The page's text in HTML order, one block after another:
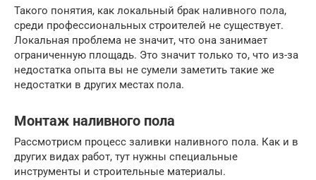
Такого понятия, как локальный брак наливного пола,
среди профессиональных строителей не существует.
Локальная проблема не значит, что она занимает
ограниченную площадь. Это значит только то, что из-за
недостатка опыта вы не сумели заметить такие же
недостатки в других местах пола.
Монтаж наливного пола
Рассмотрисм процесс заливки наливного пола. Как и в
других видах работ, тут нужны специальные
инструменты и строительные материалы.